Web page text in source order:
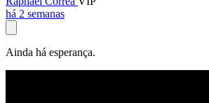
há 2 semanas
Ainda há esperança.